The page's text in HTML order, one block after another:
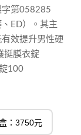
字第058285
ED）。其主
效提升男性硬
挺膜衣錠
100
：3750元